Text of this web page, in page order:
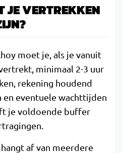
JE VERTREKKEN
moet je, als je vanuit
minimaal 2-3 uur
rekening houdend
eventuele wachttijden
je voldoende buffer
af van meerdere